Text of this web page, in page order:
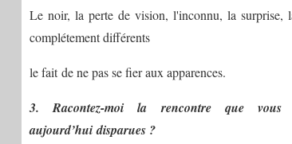
Le noir, la perte de vision, l'inconnu, la surprise,
complétement différents
le fait de ne pas se fier aux apparences.
3. Racontez-moi la rencontre que
aujourd’hui disparues ?